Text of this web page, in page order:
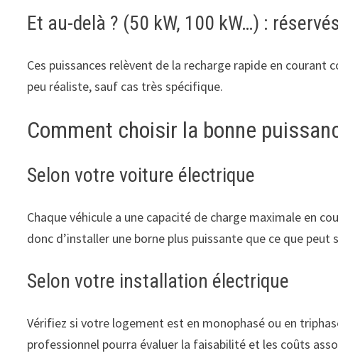
Et au-delà ? (50 kW, 100 kW…) :
Ces puissances relèvent de la recharge rapide en
peu réaliste, sauf cas très spécifique.
Comment choisir la bonne
Selon votre voiture électrique
Chaque véhicule a une capacité de charge maximale en
donc d’installer une borne plus puissante que ce que
Selon votre installation électrique
Vérifiez si votre logement est en monophasé ou en
professionnel pourra évaluer la faisabilité et les coûts